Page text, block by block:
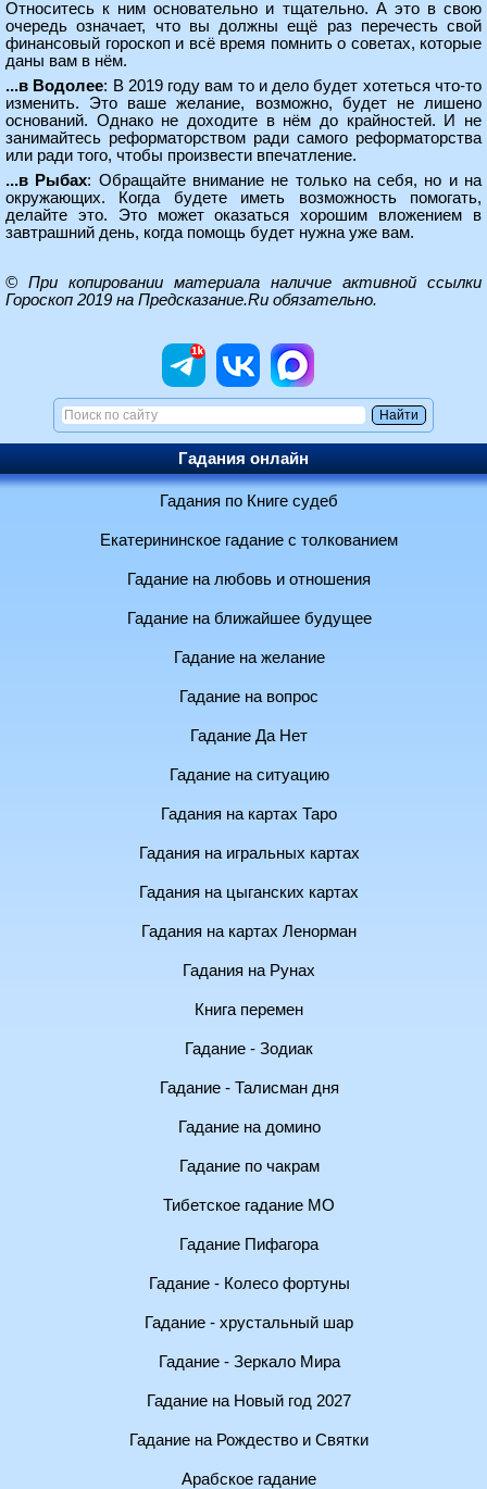
Относитесь к ним основательно и тщательно. А это в свою
очередь означает, что вы должны ещё раз перечесть свой
финансовый гороскоп и всё время помнить о советах, которые
даны вам в нём.
...в Водолее: В 2019 году вам то и дело будет хотеться что-то
изменить. Это ваше желание, возможно, будет не лишено
оснований. Однако не доходите в нём до крайностей. И не
занимайтесь реформаторством ради самого реформаторства
или ради того, чтобы произвести впечатление.
...в Рыбах: Обращайте внимание не только на себя, но и на
окружающих. Когда будете иметь возможность помогать,
делайте это. Это может оказаться хорошим вложением в
завтрашний день, когда помощь будет нужна уже вам.
© При копировании материала наличие активной ссылки
Гороскоп 2019 на Предсказание.Ru обязательно.
Гадания онлайн
Гадания по Книге судеб
Екатерининское гадание с толкованием
Гадание на любовь и отношения
Гадание на ближайшее будущее
Гадание на желание
Гадание на вопрос
Гадание Да Нет
Гадание на ситуацию
Гадания на картах Таро
Гадания на игральных картах
Гадания на цыганских картах
Гадания на картах Ленорман
Гадания на Рунах
Книга перемен
Гадание - Зодиак
Гадание - Талисман дня
Гадание на домино
Гадание по чакрам
Тибетское гадание МО
Гадание Пифагора
Гадание - Колесо фортуны
Гадание - хрустальный шар
Гадание - Зеркало Мира
Гадание на Новый год 2027
Гадание на Рождество и Святки
Арабское гадание